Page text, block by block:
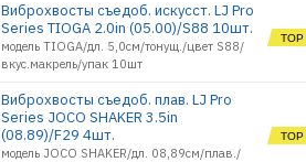
Виброхвосты съедоб. искусст. LJ Pro
Series TIOGA 2.0in (05.00)/S88 10шт.
модель TIOGA/дл. 5,0см/тонущ./цвет S88/
вкус.макрель/упак 10шт
Виброхвосты съедоб. плав. LJ Pro
Series JOCO SHAKER 3.5in
(08.89)/F29 4шт.
модель JOCO SHAKER/дл. 08,89см/плав./